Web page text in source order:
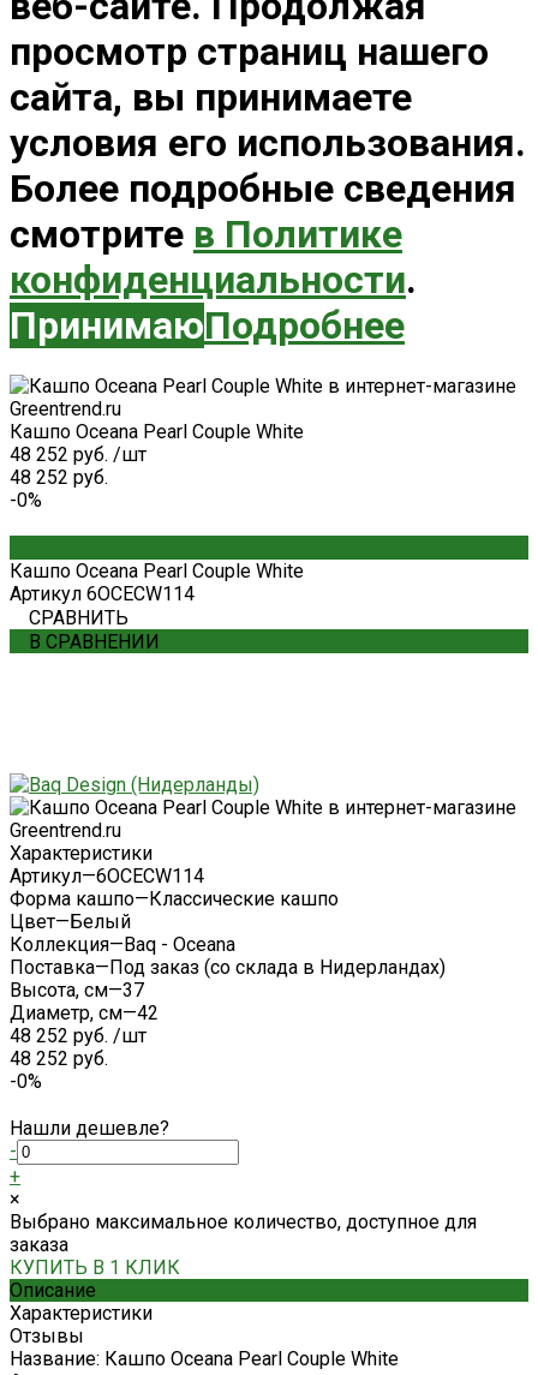
просмотр страниц нашего
сайта, вы принимаете
условия его использования.
Более подробные сведения
смотрите в Политике
конфиденциальности.
ПринимаюПодробнее
Кашпо Oceana Pearl Couple White
48 252 руб. /шт
48 252 руб.
-0%
Кашпо Oceana Pearl Couple White
Артикул 6OCECW114
СРАВНИТЬ
В СРАВНЕНИИ
Характеристики
Артикул—6OCECW114
Форма кашпо—Классические кашпо
Цвет—Белый
Коллекция—Baq - Oceana
Поставка—Под заказ (со склада в Нидерландах)
Высота, см—37
Диаметр, см—42
48 252 руб. /шт
48 252 руб.
-0%
Нашли дешевле?
-
+
×
Выбрано максимальное количество, доступное для
заказа
КУПИТЬ В 1 КЛИК
Описание
Характеристики
Отзывы
Название: Кашпо Oceana Pearl Couple White